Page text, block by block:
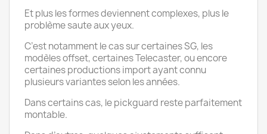
Et plus les formes deviennent complexes, plus le
problème saute aux yeux.
C’est notamment le cas sur certaines SG, les
modèles offset, certaines Telecaster, ou encore
certaines productions import ayant connu
plusieurs variantes selon les années.
Dans certains cas, le pickguard reste parfaitement
montable.